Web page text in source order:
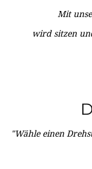
Mit
wird sitzen
"Wähle einen